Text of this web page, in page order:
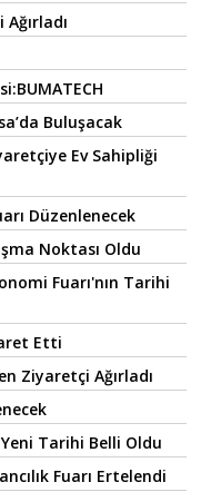
Buluşacak
Ev Sahipliği
Düzenlenecek
Noktası Oldu
Fuarı'nın Tarihi
Etti
Ziyaretçi Ağırladı
Tarihi Belli Oldu
Fuarı Ertelendi